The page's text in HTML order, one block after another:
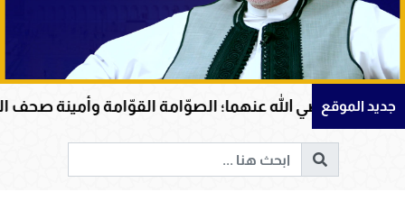
جديد الموقع
الله عنهما؛ الصوّامة القوّامة وأمينة صحف القرآن